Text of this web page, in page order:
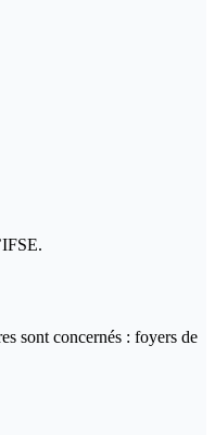
sont concernés : foyers de